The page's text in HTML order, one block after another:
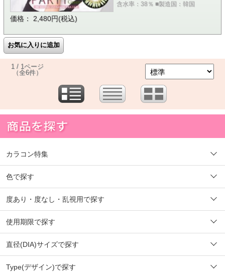
含水率：38％ ■製造国：韓国
価格： 2,480円(税込)
1 / 1ページ
（全6件）
カラコン特集
色で探す
度あり・度なし・乱視用で探す
使用期限で探す
直径(DIA)サイズで探す
Type(デザイン)で探す